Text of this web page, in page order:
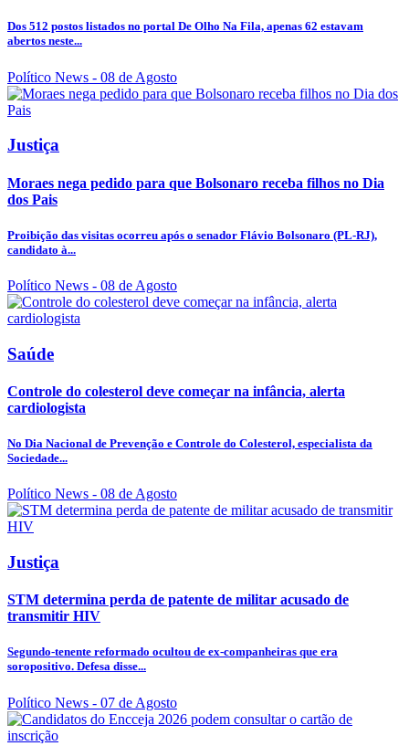
Dos 512 postos listados no portal De Olho Na Fila, apenas 62 estavam
abertos neste...
Político News - 08 de Agosto
Justiça
Moraes nega pedido para que Bolsonaro receba filhos no Dia
dos Pais
Proibição das visitas ocorreu após o senador Flávio Bolsonaro (PL-RJ),
candidato à...
Político News - 08 de Agosto
Saúde
Controle do colesterol deve começar na infância, alerta
cardiologista
No Dia Nacional de Prevenção e Controle do Colesterol, especialista da
Sociedade...
Político News - 08 de Agosto
Justiça
STM determina perda de patente de militar acusado de
transmitir HIV
Segundo-tenente reformado ocultou de ex-companheiras que era
soropositivo. Defesa disse...
Político News - 07 de Agosto